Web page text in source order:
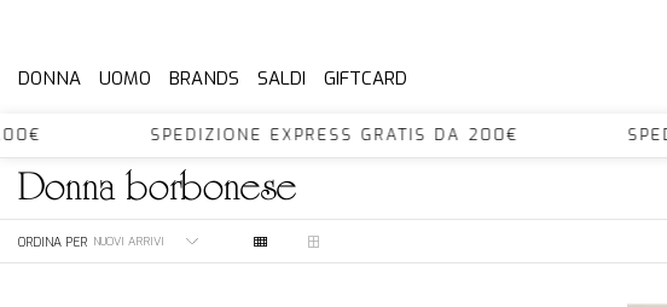
DONNA UOMO BRANDS SALDI GIFTCARD
DA 200€ SPEDIZIONE EXPRESS GRATIS DA 200€
donnaborbonese
ORDINA PER